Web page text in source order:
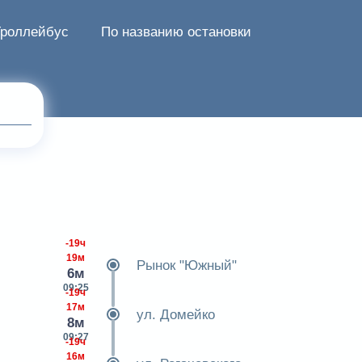
По названию остановки
-19ч
19м
6м
09:25
Рынок "Южный"
-19ч
17м
8м
09:27
ул. Домейко
-19ч
16м